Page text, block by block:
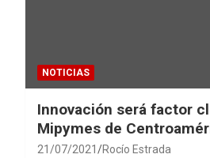
NOTICIAS
Innovación será factor
Mipymes de
21/07/2021 Rocío Estrada